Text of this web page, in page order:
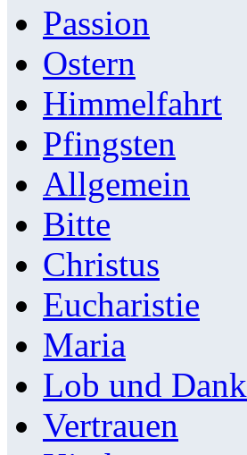
Passion
Ostern
Himmelfahrt
Pfingsten
Allgemein
Bitte
Christus
Eucharistie
Maria
Lob und Dank
Vertrauen